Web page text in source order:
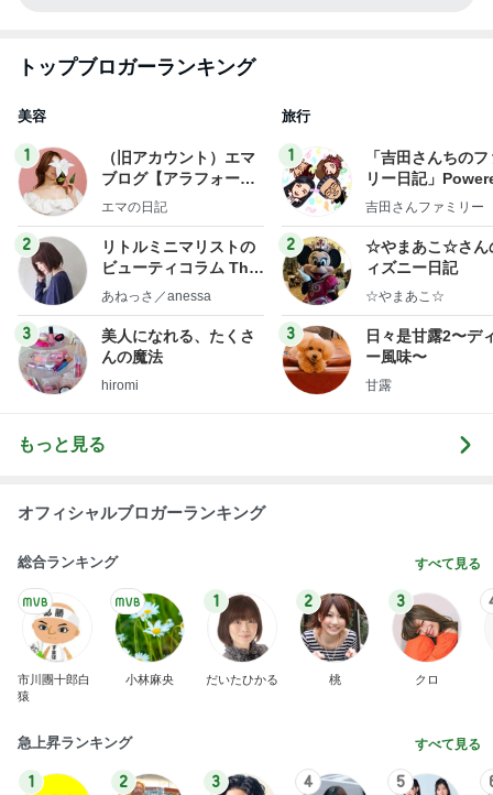
トップブロガーランキング
美容
1
（旧アカウント）エマ
ブログ【アラフォー会
社売却セカンドライ
エマの日記
2
リトルミニマリストの
ビューティコラム The
little minimalist's bea
あねっさ／anessa
3
美人になれる、たくさ
んの魔法
hiromi
旅行
1
「吉田さんちの
リー日記」
y Ameba 吉田さ
ログ
吉田さんファミリー
2
☆やまあこ☆さん
ィズニー日記
☆やまあこ☆
3
日々是甘露2〜デ
ー風味〜
甘露
もっと見る
オフィシャルブロガーランキング
総合ランキング すべて見る
市川團十郎白
猿
小林麻央
1
だいたひかる
2
桃
3
クロ
急上昇ランキング すべて見る
1 2 3 4 5